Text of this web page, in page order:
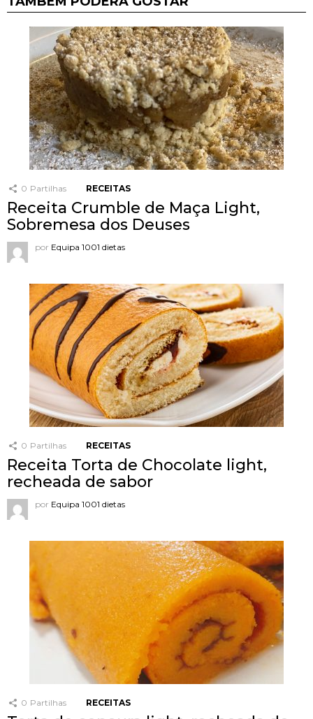
0 Partilhas RECEITAS
Receita Crumble de Maça Light,
Sobremesa dos Deuses
por Equipa 1001 dietas
0 Partilhas RECEITAS
Receita Torta de Chocolate light,
recheada de sabor
por Equipa 1001 dietas
0 Partilhas RECEITAS